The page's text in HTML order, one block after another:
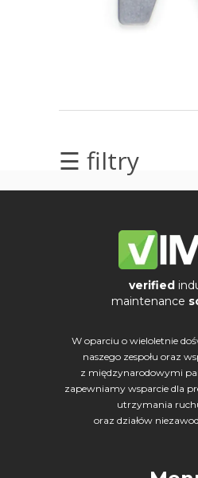
☰ filtry
Wibrodiagnostyka
verified
maintenance
W oparciu o wieloletnie
naszego zespołu oraz
z międzynarodowymi
zapewniamy wsparcie dla
utrzymania
oraz działów